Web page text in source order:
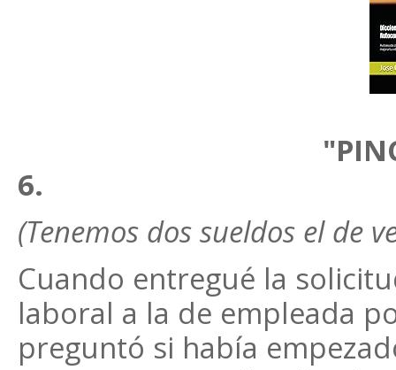
6.
(Tenemos dos sueldos el de
Cuando entregué la
laboral a la de empleada
preguntó si había